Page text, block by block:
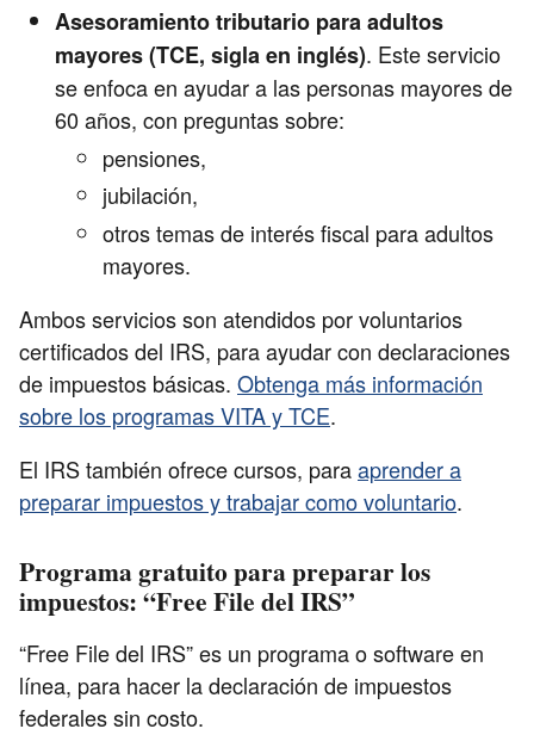
Asesoramiento tributario para adultos
mayores (TCE, sigla en inglés). Este servicio
se enfoca en ayudar a las personas mayores de
60 años, con preguntas sobre:
pensiones,
jubilación,
otros temas de interés fiscal para adultos
mayores.
Ambos servicios son atendidos por voluntarios
certificados del IRS, para ayudar con declaraciones
de impuestos básicas. Obtenga más información
sobre los programas VITA y TCE.
El IRS también ofrece cursos, paraaprender a
preparar impuestos y trabajar como voluntario.
Programa gratuito para preparar los
impuestos: “Free File del IRS”
“Free File del IRS” es un programa o software en
línea, para hacer la declaración de impuestos
federales sin costo.